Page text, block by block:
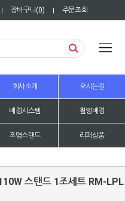
| 장바구니(0) | 주문조회
회사소개 오시는길
배경시스템 촬영배경
조명스탠드 리퍼상품
스탠드 1조세트 RM-LPL